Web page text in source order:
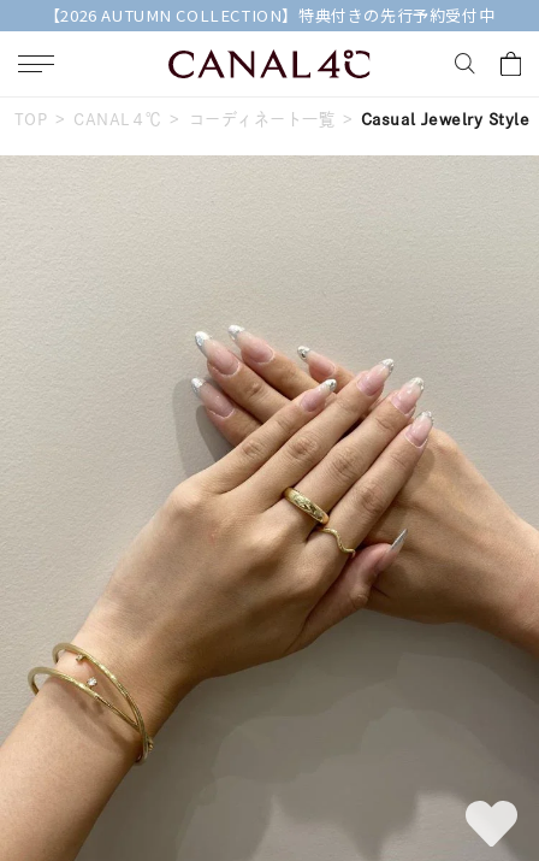
【2026 AUTUMN COLLECTION】特典付きの先行予約受付中
キーワードで検索する
人気検索キーワード
#ダイヤモンド ネックレス
ブランド Canal４℃
すべてのジュエリー
カラー
モチーフ
TOP CANAL４℃ コーディネート一覧 Casual Jewelry Style